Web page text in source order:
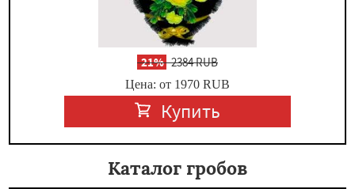
-21%2384 RUB
Цена: от 1970 RUB
Купить
Каталог гробов